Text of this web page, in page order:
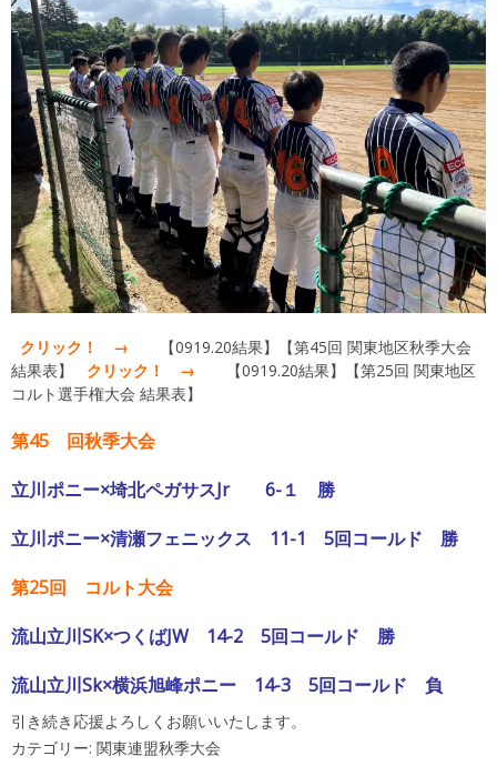
クリック！ →
【0919.20結果】【第45回 関東地区秋季大会
結果表】
クリック！ →
【0919.20結果】【第25回 関東地区
コルト選手権大会 結果表】
第45 回秋季大会
立川ポニー×埼北ペガサスJr 6-１ 勝
立川ポニー×清瀬フェニックス 11-1 5回コールド 勝
第25回 コルト大会
流山立川SK×つくばJW 14-2 5回コールド 勝
流山立川Sk×横浜旭峰ポニー 14-3 5回コールド 負
引き続き応援よろしくお願いいたします。
カテゴリー: 関東連盟秋季大会